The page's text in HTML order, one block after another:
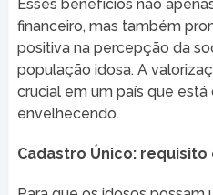
Esses benefícios não
financeiro, mas também
positiva na percepção da
população idosa. A
crucial em um país que está
envelhecendo.
Cadastro Único: requisito